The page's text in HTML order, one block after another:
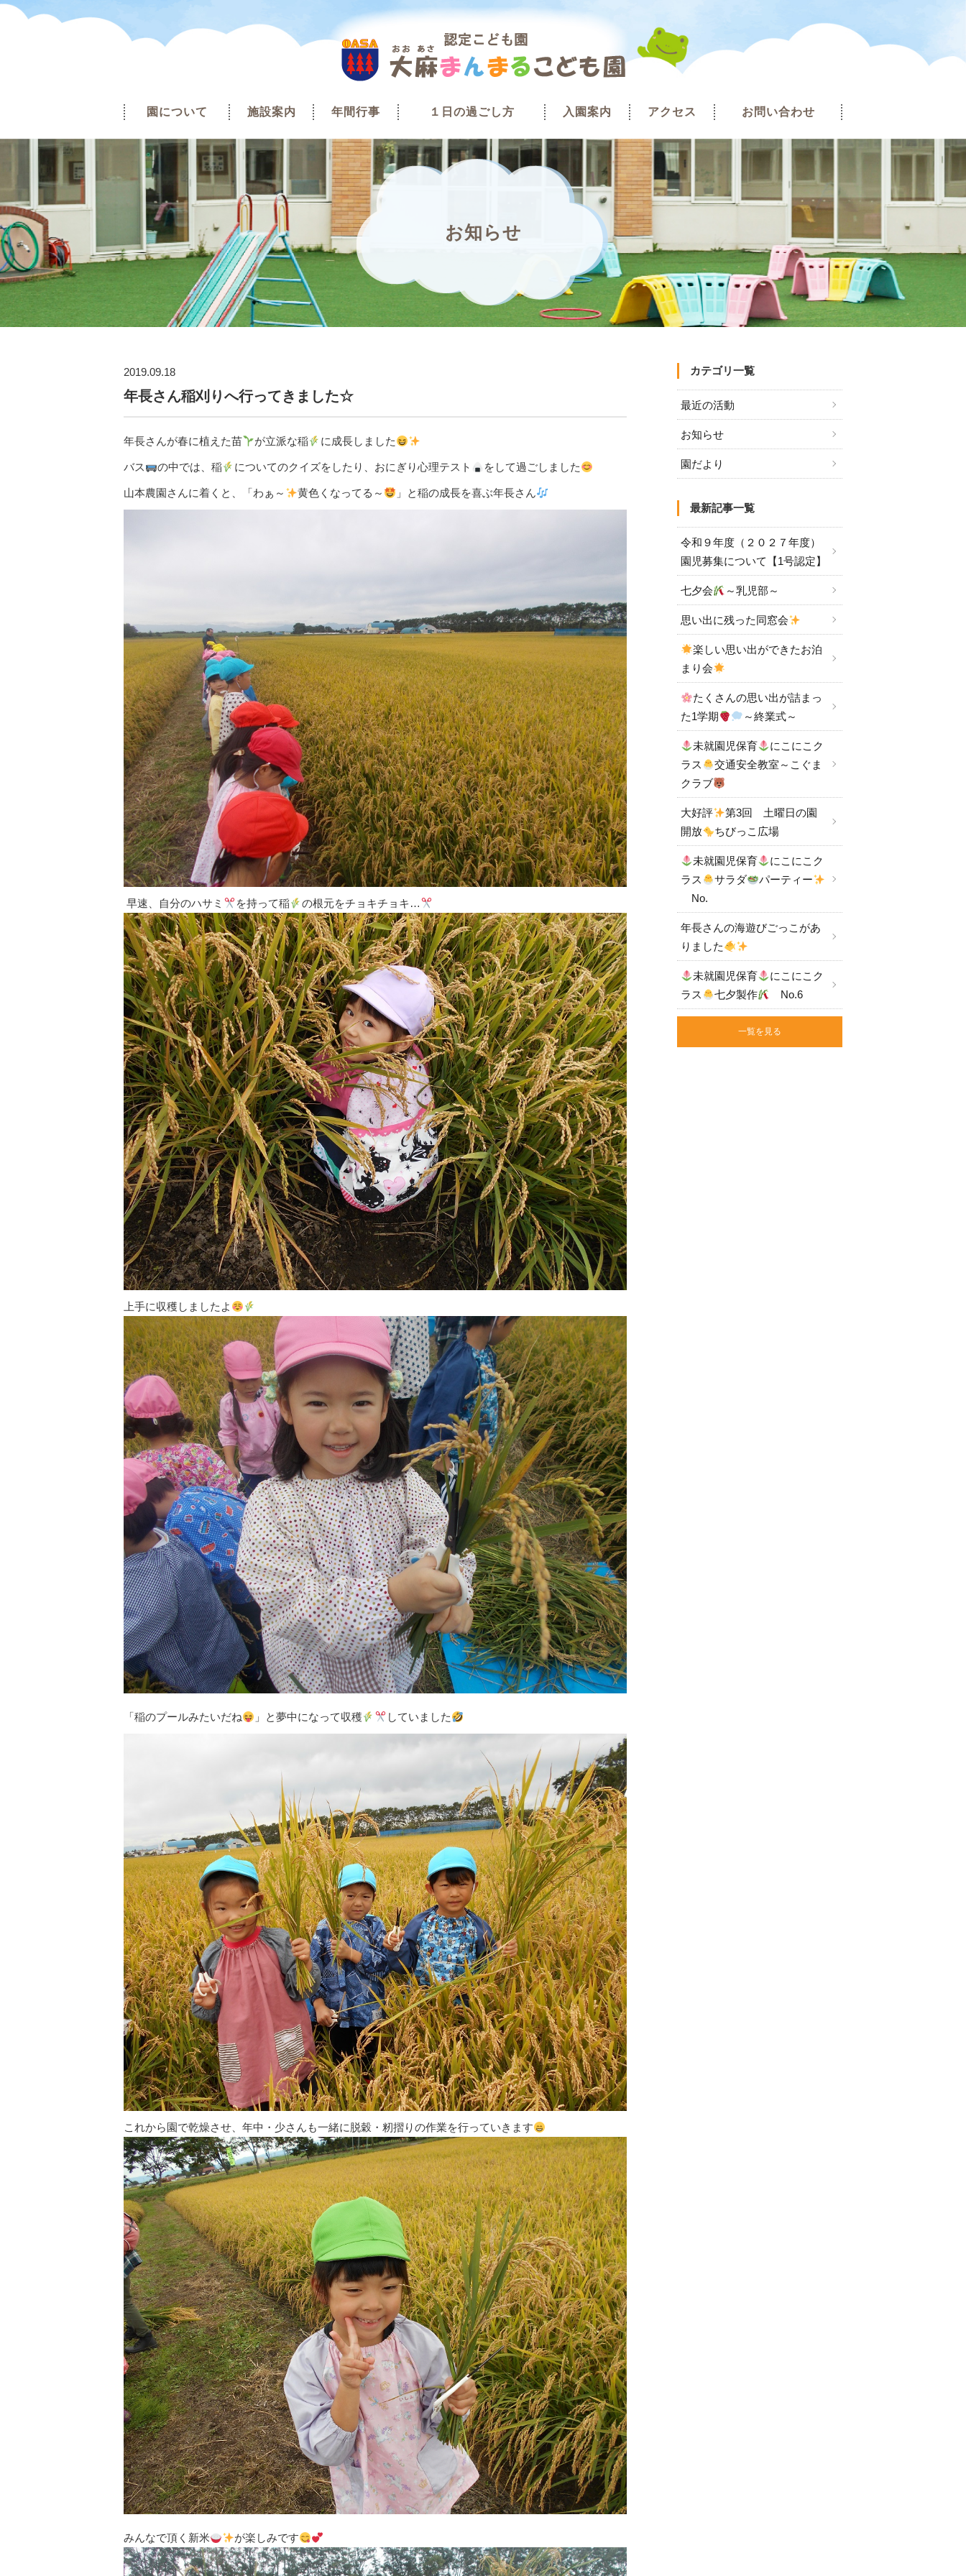
園について 施設案内 年間行事 １日の過ごし方 入園案内 アクセス お問い合わせ
お知らせ
2019.09.18
年長さん稲刈りへ行ってきました☆
年長さんが春に植えた苗 が立派な稲 に成長しました
バス の中では、稲 についてのクイズをしたり、おにぎり心理テスト をして過ごしました
山本農園さんに着くと、「わぁ～ 黄色くなってる～ 」と稲の成長を喜ぶ年長さん
早速、自分のハサミ を持って稲 の根元をチョキチョキ…
上手に収穫しましたよ
「稲のプールみたいだね 」と夢中になって収穫 していました
これから園で乾燥させ、年中・少さんも一緒に脱穀・籾摺りの作業を行っていきます
みんなで頂く新米 が楽しみです
カテゴリ一覧
最近の活動
お知らせ
園だより
最新記事一覧
令和９年度（２０２７年度）
園児募集について【1号認定】
七夕会 ～乳児部～
思い出に残った同窓会
楽しい思い出ができたお泊
まり会
たくさんの思い出が詰まっ
た1学期
～終業式～
未就園児保育
にこにこク
ラス
交通安全教室～こぐま
クラブ
大好評
第3回 土曜日の園
開放
ちびっこ広場
未就園児保育
にこにこク
ラス
サラダ
パーティー
No.
年長さんの海遊びごっこがあ
りました
未就園児保育
にこにこク
ラス
七夕製作 No.6
一覧を見る